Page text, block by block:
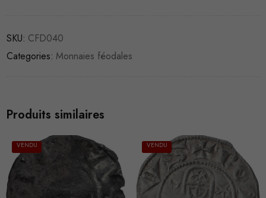
SKU: CFD040
Categories: Monnaies féodales
Produits similaires
VENDU VENDU